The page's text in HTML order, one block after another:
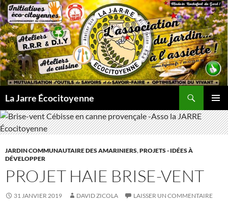
Aller
au
contenu
La Jarre Écocitoyenne
MENU
JARDIN COMMUNAUTAIRE DES AMARINIERS,PROJETS - IDÉES À
DÉVELOPPER
PROJET HAIE BRISE-VENT
31 JANVIER 2019 DAVID ZICOLA LAISSER UN COMMENTAIRE